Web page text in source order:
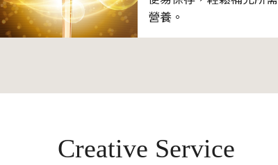
營養。
Creative Service